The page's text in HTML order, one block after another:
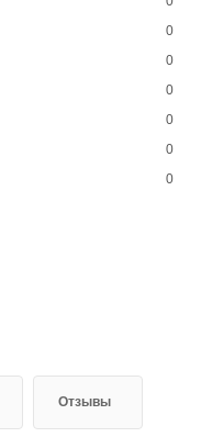
0
0
0
0
0
0
Отзывы